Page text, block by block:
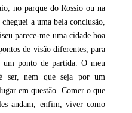
no parque do Rossio ou na
a uma bela conclusão,
parece-me uma cidade boa
de visão diferentes, para
um ponto de partida. O meu
ser, nem que seja por um
em questão. Comer o que
andam, enfim, viver como